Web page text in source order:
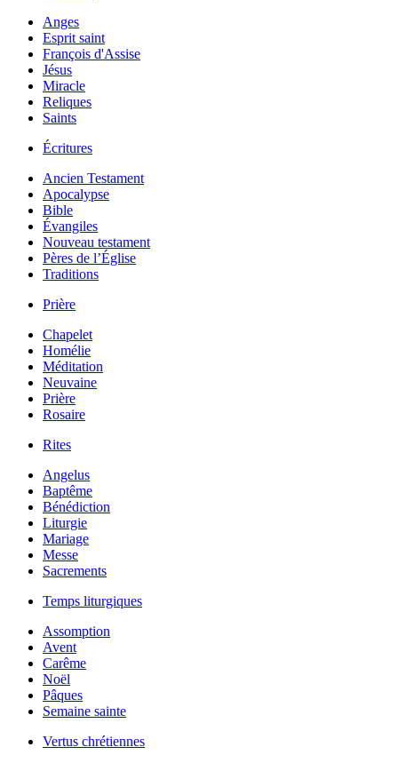
Anges
Esprit saint
François d'Assise
Jésus
Miracle
Reliques
Saints
Écritures
Ancien Testament
Apocalypse
Bible
Évangiles
Nouveau testament
Pères de l’Église
Traditions
Prière
Chapelet
Homélie
Méditation
Neuvaine
Prière
Rosaire
Rites
Angelus
Baptême
Bénédiction
Liturgie
Mariage
Messe
Sacrements
Temps liturgiques
Assomption
Avent
Carême
Noël
Pâques
Semaine sainte
Vertus chrétiennes